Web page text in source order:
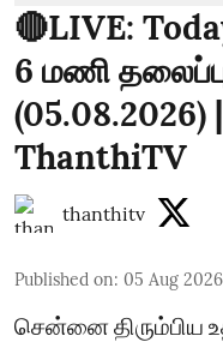
🔴LIVE:
6 மணி
(05.08.2026)
ThanthiTV
thanthitv
Published on: 05 Aug
சென்னை திரும்பிய